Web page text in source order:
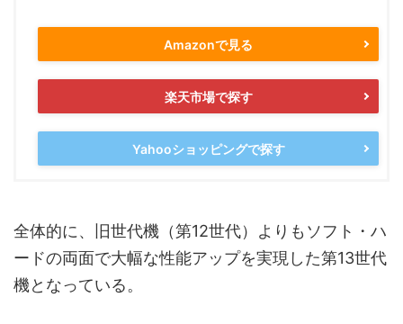
Amazonで見る
楽天市場で探す
Yahooショッピングで探す
全体的に、旧世代機（第12世代）よりもソフト・ハ
ードの両面で大幅な性能アップを実現した第13世代
機となっている。